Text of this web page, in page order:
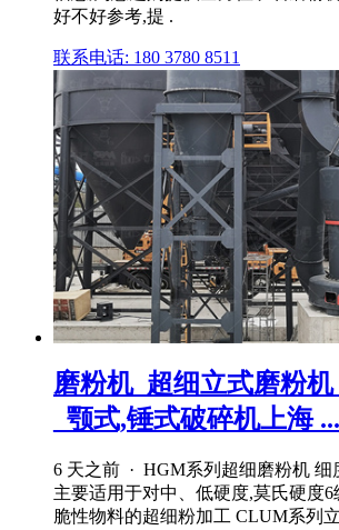
好不好参考,提 .
联系电话: 180 3780 8511
磨粉机_超细立式磨粉
_颚式,锤式破碎机上海 ...
6 天之前 · HGM系列超细磨粉机 细
主要适用于对中、低硬度,莫氏硬度
脆性物料的超细粉加工 CLUM系列